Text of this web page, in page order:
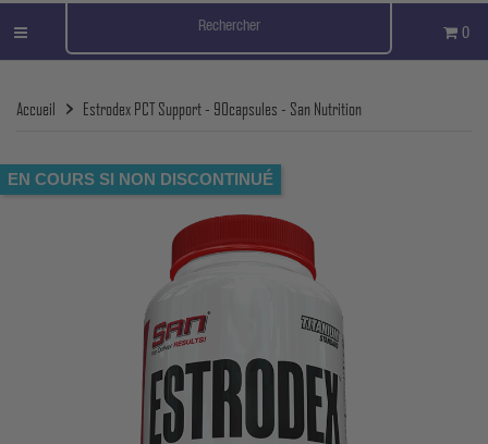
0
Accueil Estrodex PCT Support - 90capsules - San Nutrition
EN COURS SI NON DISCONTINUÉ